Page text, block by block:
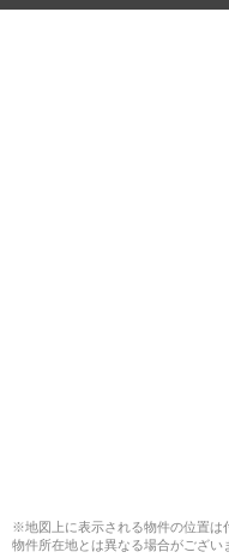
※地図上に表示される物件の位置は
物件所在地とは異なる場合がござい